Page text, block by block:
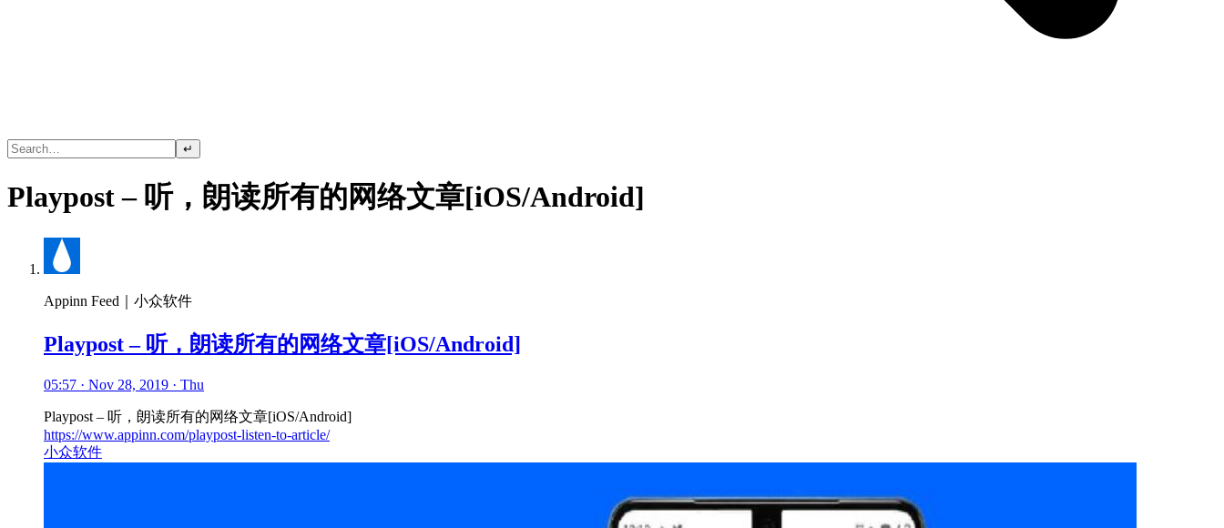
↵
Playpost – 听，朗读所有的网络文章[iOS/Android]
Appinn Feed｜小众软件
Playpost – 听，朗读所有的网络文章[iOS/Android]
05:57 · Nov 28, 2019 · Thu
Playpost – 听，朗读所有的网络文章[iOS/Android]
https://www.appinn.com/playpost-listen-to-article/
小众软件